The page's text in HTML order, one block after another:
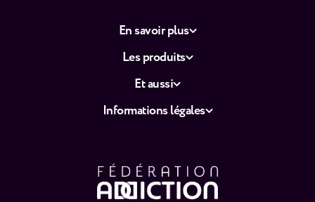
En savoir plus
Les produits
Et aussi
Informations légales